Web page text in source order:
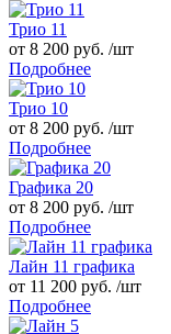
Трио 11
от 8 200 руб. /шт
Подробнее
Трио 10
от 8 200 руб. /шт
Подробнее
Графика 20
от 8 200 руб. /шт
Подробнее
Лайн 11 графика
от 11 200 руб. /шт
Подробнее